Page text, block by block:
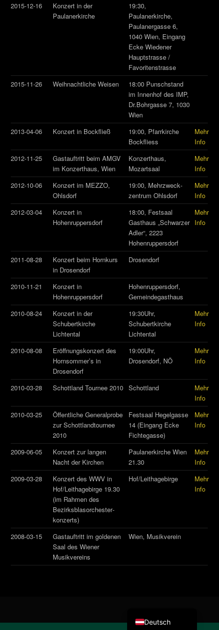
2015-12-16
Konzert in der
Paulanerkirche
19:30,
Paulanerkirche,
Paulanergasse 6,
1040 Wien, Eingang
Ecke Wiedener
Hauptstrasse /
Favoritenstrasse
2015-11-26
Weihnachtliche Weisen
18:00 Punschstand
im Innenhof des IMP,
Dr.Bohrgasse 7, 1030
Wien
2013-04-06
Konzert in Bockfließ
19:00, Pfarrkirche
Bockfliess
Mehr
Info
2012-11-25
Gastauftritt beim AMGV
im Konzerthaus, Wien
Konzerthaus,
Mozartsaal
Mehr
Info
2012-10-06
Konzert im MEZZO,
Ohlsdorf
19:00, Mehrzweck­
zentrum Ohlsdorf
Mehr
Info
2012-03-04
Konzert in
Hohenruppersdorf
18:00, Festsaal
Gasthaus „Schwarzer
Adler“, 2223
Hohenruppersdorf
Mehr
Info
2011-08-28
Konzert beim Hornkurs
in Drosendorf
Drosendorf
2010-11-21
Konzert in
Hohenruppersdorf
Hohenruppersdorf,
Gemeindegasthaus
2010-08-24
Konzert in der
Schubertkirche
Lichtental
19:30Uhr,
Schubertkirche
Lichtental
Mehr
Info
2010-08-08
Eröffnungskonzert des
Hornsommer’s in
Drosendorf
19:00Uhr,
Drosendorf, NÖ
Mehr
Info
2010-03-28 Schottland Tournee 2010 Schottland
Mehr
Info
2010-03-25
Öffentliche Generalprobe
zur Schottlandtournee
2010
Festsaal Hegelgasse
14 (Eingang Ecke
Fichtegasse)
Mehr
Info
2009-06-05
Konzert zur langen
Nacht der Kirchen
Paulanerkirche Wien
21.30
Mehr
Info
2009-03-28
Konzert des WWV in
Hof/Leitha­­gebirge 19.30
(im Rahmen des
Bezirks­blas­orchester­
konzerts)
Hof/Leithagebirge
Mehr
Info
2008-03-15
Gastauftritt im goldenen
Saal des Wiener
Musikvereins
Wien, Musikverein
Deutsch